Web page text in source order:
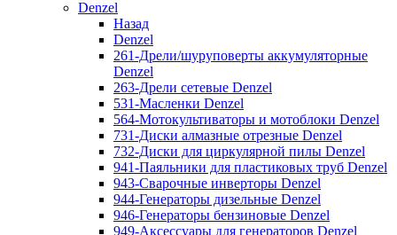
Denzel
Назад
Denzel
261-Дрели/шуруповерты аккумуляторные
Denzel
263-Дрели сетевые Denzel
531-Масленки Denzel
564-Мотокультиваторы и мотоблоки Denzel
731-Диски алмазные отрезные Denzel
732-Диски для циркулярной пилы Denzel
941-Паяльники для пластиковых труб Denzel
943-Сварочные инверторы Denzel
944-Генераторы дизельные Denzel
946-Генераторы бензиновые Denzel
949-Аксессуары для генераторов Denzel